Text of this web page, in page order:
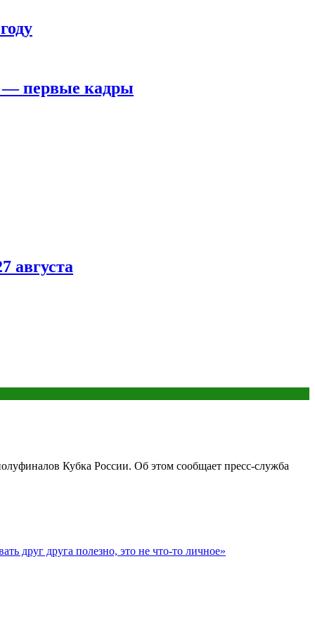
— первые кадры
августа
Кубка России. Об этом сообщает пресс-служба
друг друга полезно, это не что-то личное»